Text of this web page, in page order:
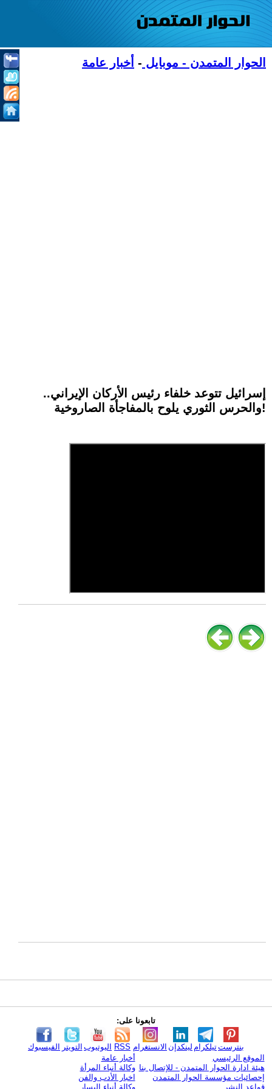
الحوار المتمدن - موبايل - أخبار عامة
إسرائيل تتوعد خلفاء رئيس الأركان الإيراني..
والحرس الثوري يلوح بالمفاجأة الصاروخية!
تابعونا على:
الفيسبوك التويتر اليوتيوب RSS الانستغرام لينكدإن تيلكرامبنترست
الموقع الرئيسي
هيئة ادارة الحوار المتمدن - للإتصال بنا
إحصائيات مؤسسة الحوار المتمدن
قواعد النشر
أخبار عامة
وكالة أنباء المرأة
اخبار الأدب والفن
وكالة أنباء اليسار